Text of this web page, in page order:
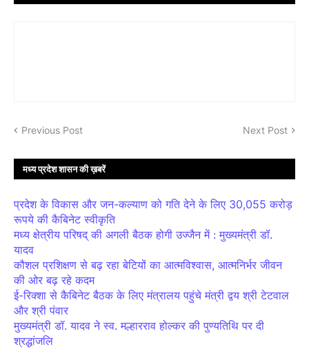
Previous Post Next Post
मध्य प्रदेश शासन की ख़बरें
प्रदेश के विकास और जन-कल्याण को गति देने के लिए 30,055 करोड़
रूपये की कैबिनेट स्वीकृति
मध्य क्षेत्रीय परिषद् की अगली बैठक होगी उज्जैन में : मुख्यमंत्री डॉ.
यादव
कौशल प्रशिक्षण से बढ़ रहा बेटियों का आत्मविश्वास, आत्मनिर्भर जीवन
की ओर बढ़ रहे कदम
ई-रिक्शा से कैबिनेट बैठक के लिए मंत्रालय पहुंचे मंत्री द्वय श्री टेटवाल
और श्री पंवार
मुख्यमंत्री डॉ. यादव ने स्व. मल्हारराव होल्कर की पुण्यतिथि पर दी
श्रद्धांजलि